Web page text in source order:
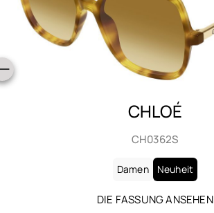
CHLOÉ
CH0363S
Damen Neuheit
DIE FASSUNG ANSEHEN